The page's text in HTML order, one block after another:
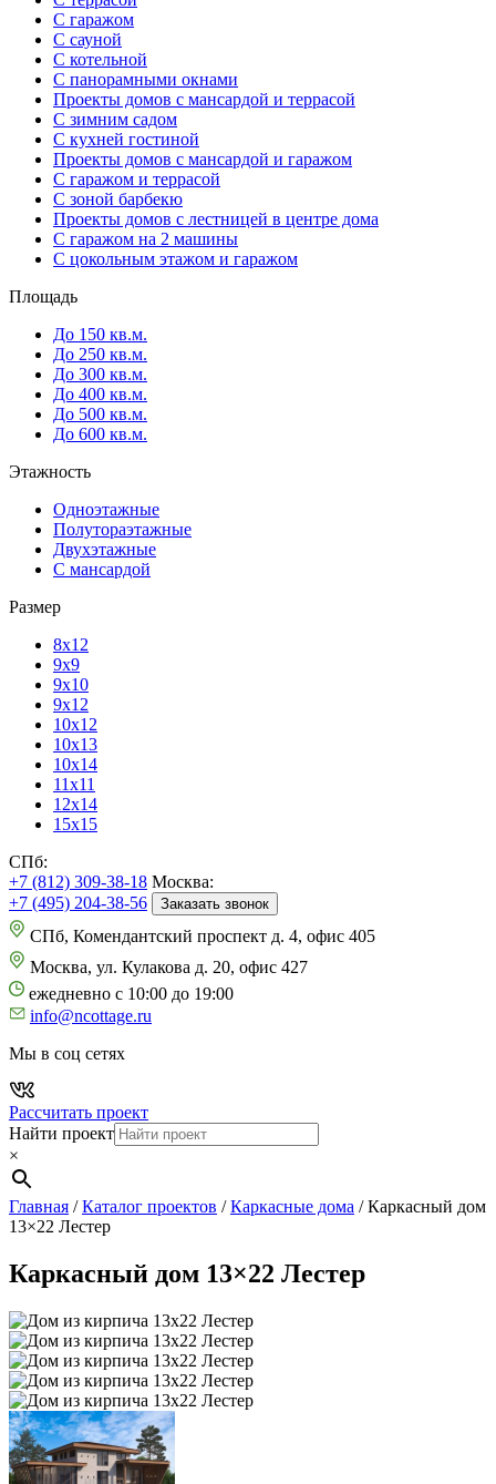
С гаражом
С сауной
С котельной
С панорамными окнами
Проекты домов с мансардой и террасой
С зимним садом
С кухней гостиной
Проекты домов с мансардой и гаражом
С гаражом и террасой
С зоной барбекю
Проекты домов с лестницей в центре дома
С гаражом на 2 машины
С цокольным этажом и гаражом
Площадь
До 150 кв.м.
До 250 кв.м.
До 300 кв.м.
До 400 кв.м.
До 500 кв.м.
До 600 кв.м.
Этажность
Одноэтажные
Полутораэтажные
Двухэтажные
С мансардой
Размер
8х12
9х9
9х10
9х12
10х12
10х13
10х14
11х11
12х14
15х15
СПб:
+7 (812) 309-38-18 Москва:
+7 (495) 204-38-56
Заказать звонок
СПб, Комендантский проспект д. 4, офис 405
Москва, ул. Кулакова д. 20, офис 427
ежедневно с 10:00 до 19:00
info@ncottage.ru
Мы в соц сетях
Рассчитать проект
Найти проект
×
Главная /Каталог проектов /Каркасные дома /Каркасный дом
13×22 Лестер
Каркасный дом 13×22 Лестер